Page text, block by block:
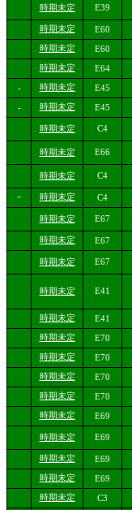
時期未定 E39
時期未定 E60
時期未定 E60
時期未定 E64
- 時期未定 E45
- 時期未定 E45
時期未定 C4
時期未定 E66
時期未定 C4
－ 時期未定 C4
時期未定 E67
時期未定 E67
時期未定 E67
時期未定 E41
時期未定 E41
時期未定 E70
時期未定 E70
時期未定 E70
時期未定 E70
時期未定 E69
時期未定 E69
時期未定 E69
時期未定 E69
時期未定 C3